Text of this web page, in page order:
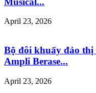
April 23, 2026
Bộ đôi khuấy đảo
Ampli Berase...
April 23, 2026